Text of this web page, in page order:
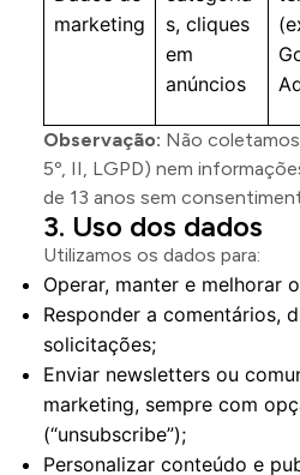
marketing
s, cliques
em
anúncios
Observação: Não
5º, II, LGPD) nem
de 13 anos sem
Uso dos dados
Utilizamos os dados para:
Operar, manter e melhorar
Responder a comentários,
solicitações;
Enviar newsletters ou
marketing, sempre com
(“unsubscribe”);
Personalizar conteúdo e